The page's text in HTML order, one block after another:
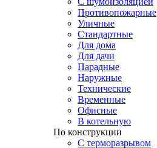
Противопожарные
Уличные
Стандартные
Для дома
Для дачи
Парадные
Наружные
Технические
Временные
Офисные
В котельную
По конструкции
С терморазрывом